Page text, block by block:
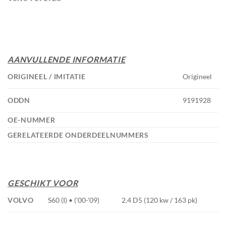
AANVULLENDE INFORMATIE
ORIGINEEL / IMITATIE Origineel
ODDN 9191928
OE-NUMMER
GERELATEERDE ONDERDEELNUMMERS
GESCHIKT VOOR
VOLVO S60 (I) • ('00-'09) 2.4 D5 (120 kw / 163 pk)